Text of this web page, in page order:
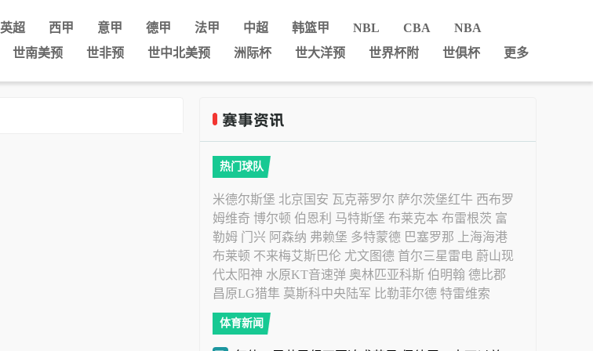
英超 西甲 意甲 德甲 法甲 中超 韩篮甲 NBL CBA
NBA
世南美预 世非预 世中北美预 洲际杯 世大洋预 世界杯附 世俱杯 更多
热门球队
米德尔斯堡 北京国安 瓦克蒂罗尔 萨尔茨堡红牛 西布罗
姆维奇 博尔顿 伯恩利 马特斯堡 布莱克本 布雷根茨 富
勒姆 门兴 阿森纳 弗赖堡 多特蒙德 巴塞罗那
上海海港
布莱顿 不来梅艾斯巴伦 尤文图德 首尔三星雷电 蔚山现
代太阳神 水原KT音速弹 奥林匹亚科斯 伯明翰 德比郡
昌原LG猎隼 莫斯科中央陆军 比勒菲尔德 特雷维索
体育新闻